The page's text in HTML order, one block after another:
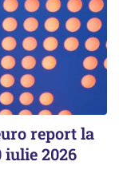
report la
iulie 2026